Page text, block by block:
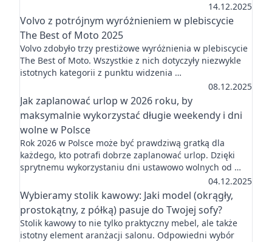
14.12.2025
Volvo z potrójnym wyróżnieniem w plebiscycie
The Best of Moto 2025
Volvo zdobyło trzy prestiżowe wyróżnienia w plebiscycie
The Best of Moto. Wszystkie z nich dotyczyły niezwykle
istotnych kategorii z punktu widzenia …
08.12.2025
Jak zaplanować urlop w 2026 roku, by
maksymalnie wykorzystać długie weekendy i dni
wolne w Polsce
Rok 2026 w Polsce może być prawdziwą gratką dla
każdego, kto potrafi dobrze zaplanować urlop. Dzięki
sprytnemu wykorzystaniu dni ustawowo wolnych od …
04.12.2025
Wybieramy stolik kawowy: Jaki model (okrągły,
prostokątny, z półką) pasuje do Twojej sofy?
Stolik kawowy to nie tylko praktyczny mebel, ale także
istotny element aranżacji salonu. Odpowiedni wybór